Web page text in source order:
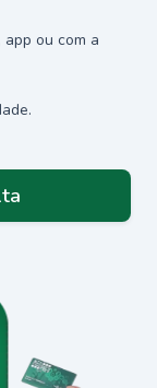
ou com a